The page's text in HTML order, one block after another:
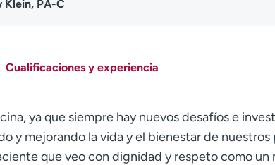
Klein, PA-C
Cualificaciones y experiencia
ya que siempre hay nuevos desafíos e
y mejorando la vida y el bienestar de nuestros
que veo con dignidad y respeto como un